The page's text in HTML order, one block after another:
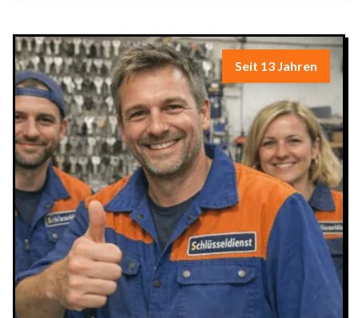
Seit 13 Jahren